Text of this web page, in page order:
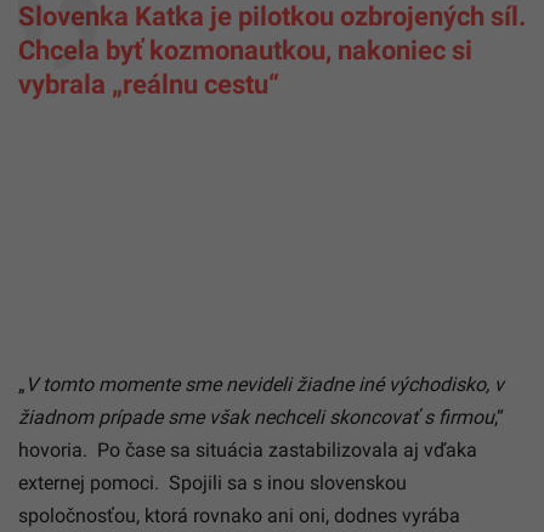
Slovenka Katka je pilotkou ozbrojených síl.
Chcela byť kozmonautkou, nakoniec si
vybrala „reálnu cestu“
„ V tomto momente sme nevideli žiadne iné východisko, v
žiadnom prípade sme však nechceli skoncovať s firmou,“
hovoria. Po čase sa situácia zastabilizovala aj vďaka
externej pomoci. Spojili sa s inou slovenskou
spoločnosťou, ktorá rovnako ani oni, dodnes vyrába